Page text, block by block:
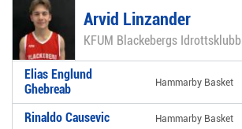
Arvid Linzander
KFUM Blackebergs Idrottsklubb
Elias Englund
Ghebreab
Hammarby Basket
Rinaldo Causevic Hammarby Basket